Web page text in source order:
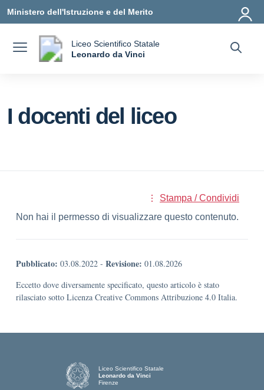
Ministero dell'Istruzione e del Merito
Liceo Scientifico Statale
Leonardo da Vinci
I docenti del liceo
Stampa / Condividi
Non hai il permesso di visualizzare questo contenuto.
Pubblicato: 03.08.2022 - Revisione: 01.08.2026
Eccetto dove diversamente specificato, questo articolo è stato
rilasciato sotto Licenza Creative Commons Attribuzione 4.0 Italia.
Liceo Scientifico Statale
Leonardo da Vinci
Firenze